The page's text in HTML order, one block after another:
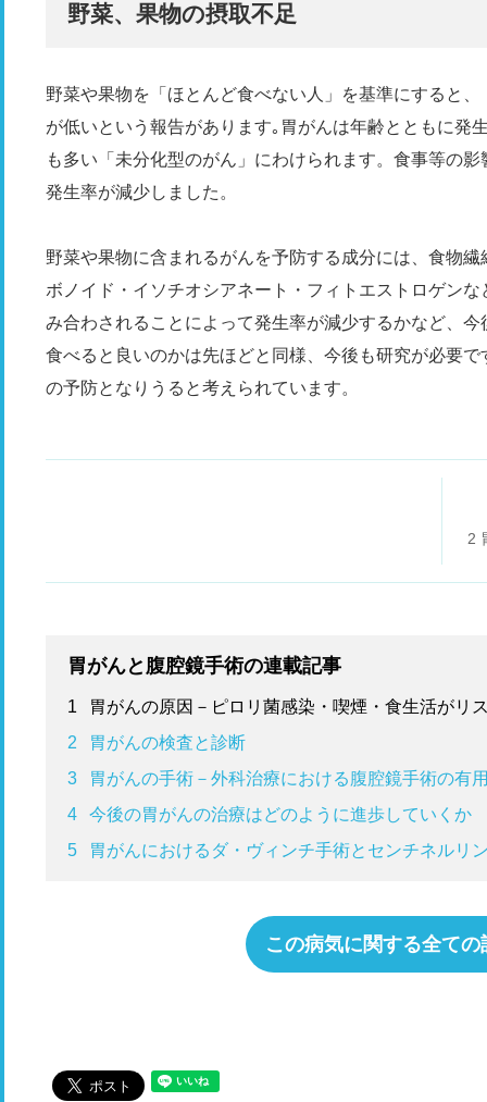
野菜、果物の摂取不足
野菜や果物を「ほとんど食べない人」を基準にすると
が低いという報告があります｡胃がんは年齢とともに発
も多い「未分化型のがん」にわけられます。食事等の
発生率が減少しました。
野菜や果物に含まれるがんを予防する成分には、食物
ボノイド・イソチオシアネート・フィトエストロゲン
み合わされることによって発生率が減少するかなど、
食べると良いのかは先ほどと同様、今後も研究が必要
の予防となりうると考えられています。
2
胃がんと腹腔鏡手術の連載記事
1
胃がんの原因－ピロリ菌感染・喫煙・食生活がリ
2
胃がんの検査と診断
3
胃がんの手術－外科治療における腹腔鏡手術の有
4
今後の胃がんの治療はどのように進歩していくか
5
胃がんにおけるダ・ヴィンチ手術とセンチネルリ
この病気に関する全て